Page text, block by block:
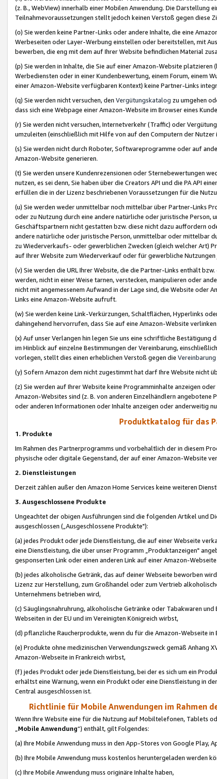
(z. B., WebView) innerhalb einer Mobilen Anwendung. Die Darstellung
Teilnahmevoraussetzungen stellt jedoch keinen Verstoß gegen diese
(o) Sie werden keine Partner-Links oder andere Inhalte, die eine
Werbeseiten oder Layer-Werbung einstellen oder bereitstellen, mit
bewerben, die eng mit dem auf Ihrer Website befindlichen Material
(p) Sie werden in Inhalte, die Sie auf einer Amazon-Website
Werbediensten oder in einer Kundenbewertung, einem Forum, einem
einer Amazon-Website verfügbaren Kontext) keine Partner-Links
(q) Sie werden nicht versuchen, den Vergütungskatalog zu umgehen
dass sich eine Webpage einer Amazon-Website im Browser eines
(r) Sie werden nicht versuchen, Internetverkehr (Traffic) oder
umzuleiten (einschließlich mit Hilfe von auf den Computern der
(s) Sie werden nicht durch Roboter, Softwareprogramme oder auf
Amazon-Website generieren.
(t) Sie werden unsere Kundenrezensionen oder Sternebewertungen
nutzen, es sei denn, Sie haben über die Creators API und die PA API
erfüllen die in der Lizenz beschriebenen Voraussetzungen für die
(u) Sie werden weder unmittelbar noch mittelbar über Partner-Links
oder zu Nutzung durch eine andere natürliche oder juristische
Geschäftspartnern nicht gestatten bzw. diese nicht dazu auffordern
andere natürliche oder juristische Person, unmittelbar oder mittelbar
zu Wiederverkaufs- oder gewerblichen Zwecken (gleich welcher Art)
auf Ihrer Website zum Wiederverkauf oder für gewerbliche
(v) Sie werden die URL Ihrer Website, die die Partner-Links enthält
werden, nicht in einer Weise tarnen, verstecken, manipulieren oder
nicht mit angemessenem Aufwand in der Lage sind, die Website oder
Links eine Amazon-Website aufruft.
(w) Sie werden keine Link-Verkürzungen, Schaltflächen, Hyperlinks
dahingehend hervorrufen, dass Sie auf eine Amazon-Website
(x) Auf unser Verlangen hin legen Sie uns eine schriftliche
im Hinblick auf einzelne Bestimmungen der Vereinbarung,
vorlegen, stellt dies einen erheblichen Verstoß gegen die Vereinbarung
(y) Sofern Amazon dem nicht zugestimmt hat darf Ihre Website nicht
(z) Sie werden auf Ihrer Website keine Programminhalte anzeigen
Amazon-Websites sind (z. B. von anderen Einzelhändlern
oder anderen Informationen oder Inhalte anzeigen oder anderweitig
Produktkatalog für das
1. Produkte
Im Rahmen des Partnerprogramms und vorbehaltlich der in diesem
physische oder digitale Gegenstand, der auf einer Amazon-Website
2. Dienstleistungen
Derzeit zählen außer den Amazon Home Services keine weiteren
3. Ausgeschlossene Produkte
Ungeachtet der obigen Ausführungen sind die folgenden Artikel und
ausgeschlossen („Ausgeschlossene Produkte"):
(a) jedes Produkt oder jede Dienstleistung, die auf einer Webseite
eine Dienstleistung, die über unser Programm „Produktanzeigen"
gesponserten Link oder einen anderen Link auf einer Amazon-
(b) jedes alkoholische Getränk, das auf deiner Webseite beworben
Lizenz zur Herstellung, zum Großhandel oder zum Vertrieb
Unternehmens betrieben wird,
(c) Säuglingsnahruhrung, alkoholische Getränke oder Tabakwaren
Webseiten in der EU und im Vereinigten Königreich wirbst,
(d) pflanzliche Raucherprodukte, wenn du für die Amazon-Webseite in
(e) Produkte ohne medizinischen Verwendungszweck gemäß Anhang
Amazon-Webseite in Frankreich wirbst,
(f) jedes Produkt oder jede Dienstleistung, bei der es sich um ein
erhältst eine Warnung, wenn ein Produkt oder eine Dienstleistung in
Central ausgeschlossen ist.
Richtlinie für Mobile Anwendungen im Rahmen
Wenn Ihre Website eine für die Nutzung auf Mobiltelefonen, Tablets
„Mobile Anwendung“) enthält, gilt Folgendes:
(a) Ihre Mobile Anwendung muss in den App-Stores von Google Play,
(b) Ihre Mobile Anwendung muss kostenlos heruntergeladen werden
(c) Ihre Mobile Anwendung muss originäre Inhalte haben,